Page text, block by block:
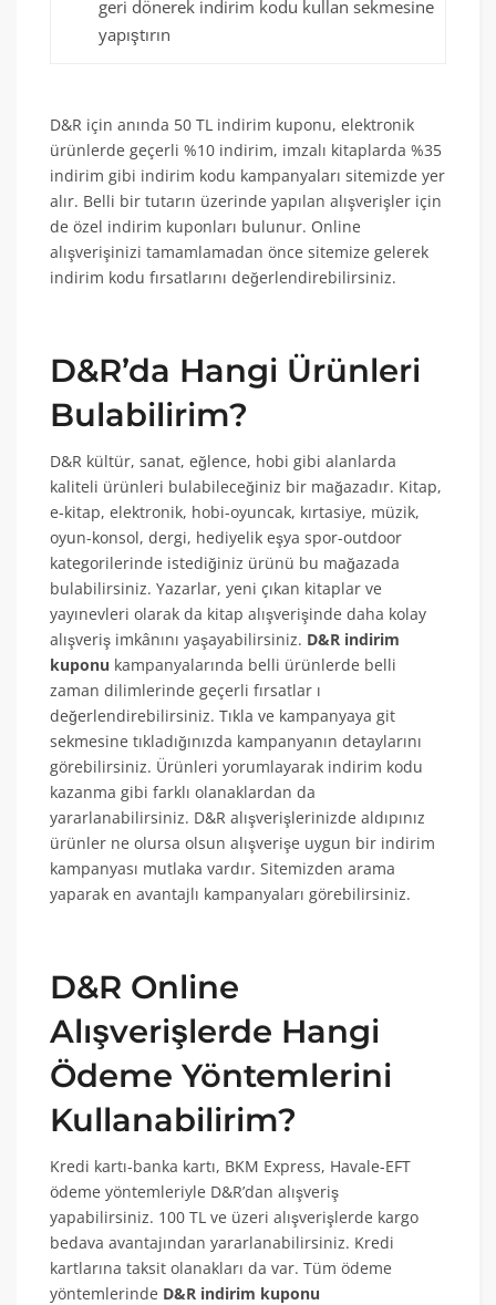
geri dönerek indirim kodu kullan sekmesine
yapıştırın
D&R için anında 50 TL indirim kuponu, elektronik
ürünlerde geçerli %10 indirim, imzalı kitaplarda %35
indirim gibi indirim kodu kampanyaları sitemizde yer
alır. Belli bir tutarın üzerinde yapılan alışverişler için
de özel indirim kuponları bulunur. Online
alışverişinizi tamamlamadan önce sitemize gelerek
indirim kodu fırsatlarını değerlendirebilirsiniz.
D&R’da Hangi Ürünleri
Bulabilirim?
D&R kültür, sanat, eğlence, hobi gibi alanlarda
kaliteli ürünleri bulabileceğiniz bir mağazadır. Kitap,
e-kitap, elektronik, hobi-oyuncak, kırtasiye, müzik,
oyun-konsol, dergi, hediyelik eşya spor-outdoor
kategorilerinde istediğiniz ürünü bu mağazada
bulabilirsiniz. Yazarlar, yeni çıkan kitaplar ve
yayınevleri olarak da kitap alışverişinde daha kolay
alışveriş imkânını yaşayabilirsiniz. D&R indirim
kuponu kampanyalarında belli ürünlerde belli
zaman dilimlerinde geçerli fırsatlar ı
değerlendirebilirsiniz. Tıkla ve kampanyaya git
sekmesine tıkladığınızda kampanyanın detaylarını
görebilirsiniz. Ürünleri yorumlayarak indirim kodu
kazanma gibi farklı olanaklardan da
yararlanabilirsiniz. D&R alışverişlerinizde aldıpınız
ürünler ne olursa olsun alışverişe uygun bir indirim
kampanyası mutlaka vardır. Sitemizden arama
yaparak en avantajlı kampanyaları görebilirsiniz.
D&R Online
Alışverişlerde Hangi
Ödeme Yöntemlerini
Kullanabilirim?
Kredi kartı-banka kartı, BKM Express, Havale-EFT
ödeme yöntemleriyle D&R’dan alışveriş
yapabilirsiniz. 100 TL ve üzeri alışverişlerde kargo
bedava avantajından yararlanabilirsiniz. Kredi
kartlarına taksit olanakları da var. Tüm ödeme
yöntemlerinde D&R indirim kuponu